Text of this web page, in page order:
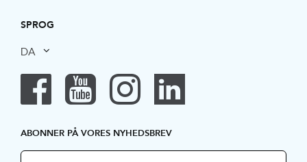
SPROG
DA
ABONNER PÅ VORES NYHEDSBREV